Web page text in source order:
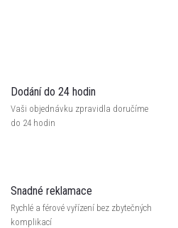
Dodání do 24 hodin
Vaši objednávku zpravidla doručíme
do 24 hodin
Snadné reklamace
Rychlé a férové vyřízení bez zbytečných
komplikací